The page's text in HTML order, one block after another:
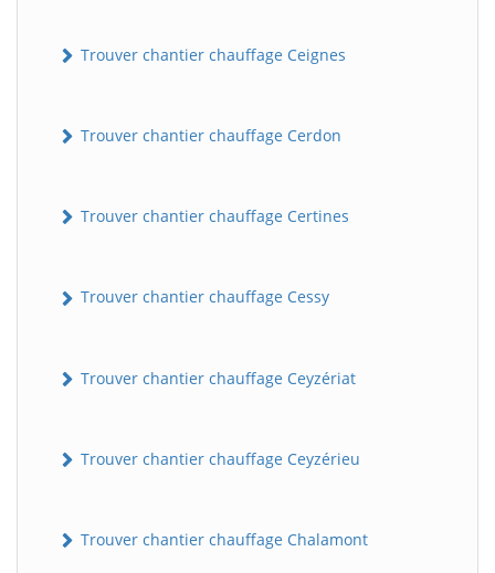
Trouver chantier chauffage Ceignes
Trouver chantier chauffage Cerdon
Trouver chantier chauffage Certines
Trouver chantier chauffage Cessy
Trouver chantier chauffage Ceyzériat
Trouver chantier chauffage Ceyzérieu
Trouver chantier chauffage Chalamont